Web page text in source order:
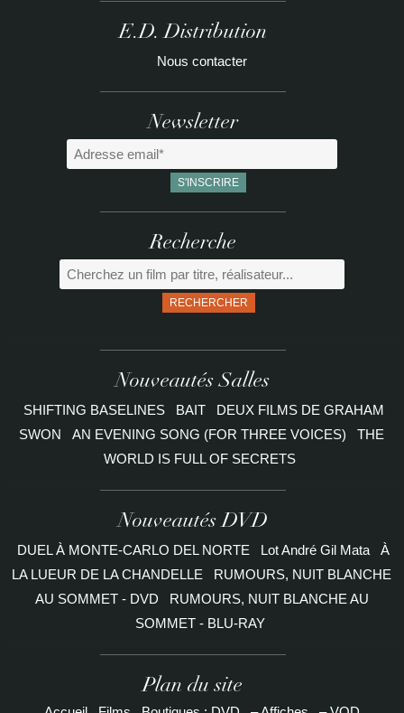
E.D. Distribution
Nous contacter
Newsletter
Recherche
RECHERCHER
Nouveautés Salles
SHIFTING BASELINES BAIT
DEUX FILMS DE GRAHAM
SWON
AN EVENING SONG (FOR THREE VOICES)
THE
WORLD IS FULL OF SECRETS
Nouveautés DVD
DUEL À MONTE-CARLO DEL NORTE Lot André Gil Mata
À
LA LUEUR DE LA CHANDELLE
RUMOURS, NUIT BLANCHE
AU SOMMET - DVD
RUMOURS, NUIT BLANCHE AU
SOMMET - BLU-RAY
Plan du site